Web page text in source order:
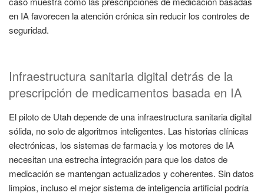
en IA favorecen la atención crónica sin reducir los controles de
seguridad.
Infraestructura sanitaria digital detrás de la
prescripción de medicamentos basada en IA
El piloto de Utah depende de una infraestructura sanitaria digital
sólida, no solo de algoritmos inteligentes. Las historias clínicas
electrónicas, los sistemas de farmacia y los motores de IA
necesitan una estrecha integración para que los datos de
medicación se mantengan actualizados y coherentes. Sin datos
limpios, incluso el mejor sistema de inteligencia artificial podría